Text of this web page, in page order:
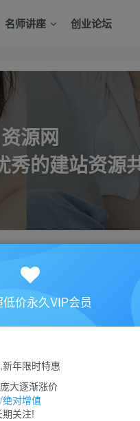
名师讲座 创业论坛
资源网
秀的建站资源
式 品质管理
价永久VIP会员
年限时特惠
大逐渐涨价
对增值
关注!